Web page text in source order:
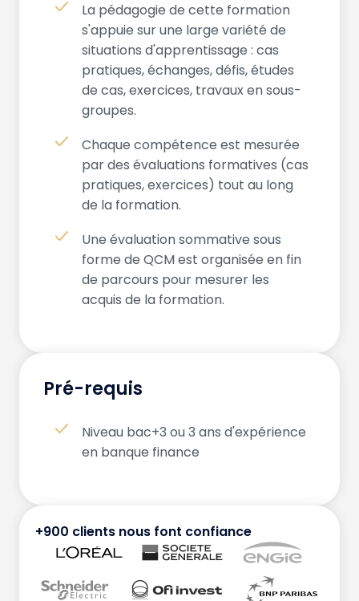
La pédagogie de cette formation
s'appuie sur une large variété de
situations d'apprentissage : cas
pratiques, échanges, défis, études
de cas, exercices, travaux en sous-
groupes.
Chaque compétence est mesurée
par des évaluations formatives (cas
pratiques, exercices) tout au long
de la formation.
Une évaluation sommative sous
forme de QCM est organisée en fin
de parcours pour mesurer les
acquis de la formation.
Pré-requis
Niveau bac+3 ou 3 ans d'expérience
en banque finance
+900 clients nous font confiance